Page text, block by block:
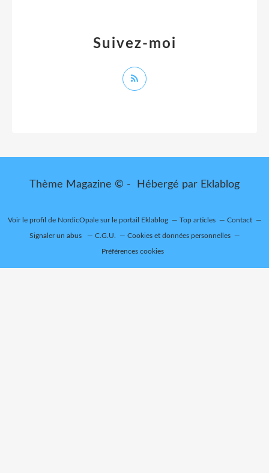
Suivez-moi
Thème Magazine © - Hébergé par Eklablog
Voir le profil de NordicOpalesur le portail Eklablog Top articles Contact
Signaler un abus C.G.U. Cookies et données personnelles
Préférences cookies